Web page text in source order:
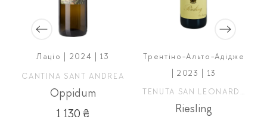
Лаціо | 2024 | 13
CANTINA SANT ANDREA
Oppidum
Трентіно-Альто-Адідже
| 2023 | 13
TENUTA SAN LEONARDO
Riesling